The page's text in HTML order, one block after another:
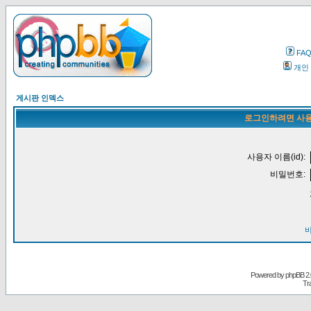
FAQ
개인
게시판 인덱스
로그인하려면 사
사용자 이름(id):
비밀번호:
Powered byphpBB